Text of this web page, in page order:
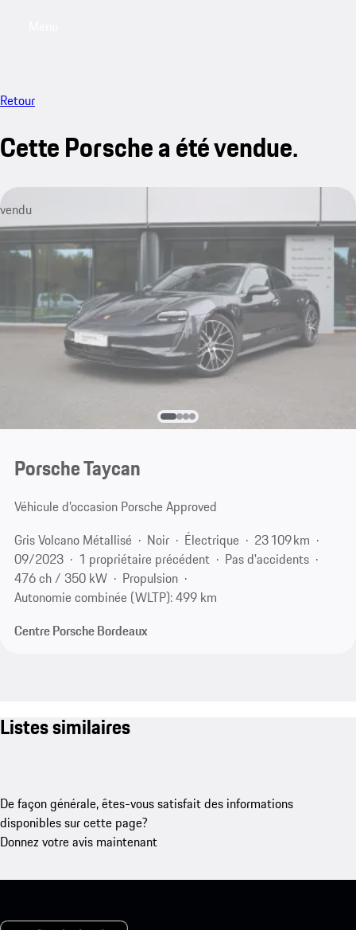
Retour
Cette Porsche a été vendue.
vendu
Porsche Taycan
Véhicule d’occasion Porsche Approved
Gris Volcano Métallisé
Noir Électrique
23 109 km
09/2023
1 propriétaire précédent
Pas d'accidents
476 ch / 350 kW
Propulsion
Autonomie combinée (WLTP): 499 km
Centre Porsche Bordeaux
Listes similaires
De façon générale, êtes-vous satisfait des informations
disponibles sur cette page?
Donnez votre avis maintenant